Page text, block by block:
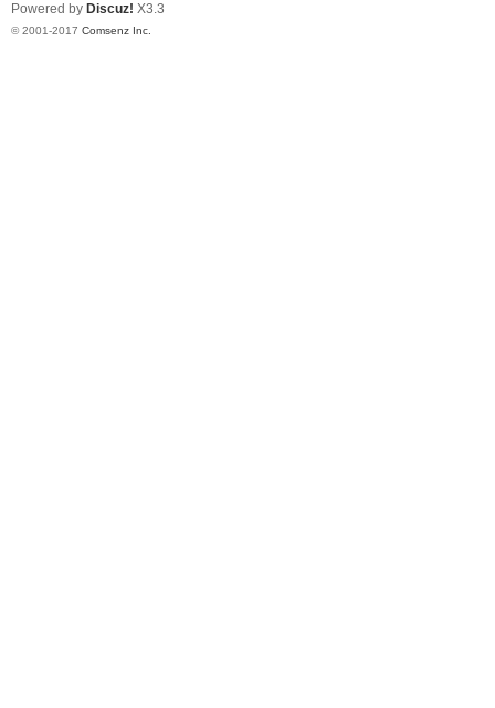
Powered by Discuz! X3.3
© 2001-2017 Comsenz Inc.